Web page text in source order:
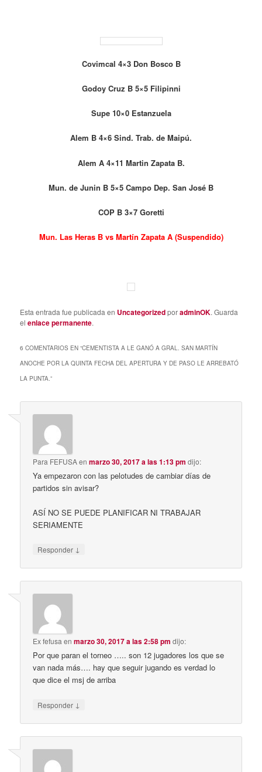
Covimcal 4×3 Don Bosco B
Godoy Cruz B 5×5 Filipinni
Supe 10×0 Estanzuela
Alem B 4×6 Sind. Trab. de Maipú.
Alem A 4×11 Martin Zapata B.
Mun. de Junin B 5×5 Campo Dep. San José B
COP B 3×7 Goretti
Mun. Las Heras B vs Martín Zapata A (Suspendido)
Esta entrada fue publicada en UncategorizedporadminOK. Guarda
elenlace permanente.
6 COMENTARIOS EN “CEMENTISTA A LE GANÓ A GRAL. SAN MARTÍN
ANOCHE POR LA QUINTA FECHA DEL APERTURA Y DE PASO LE ARREBATÓ
LA PUNTA.”
Para FEFUSAenmarzo 30, 2017 a las 1:13 pm dijo:
Ya empezaron con las pelotudes de cambiar días de
partidos sin avisar?
ASÍ NO SE PUEDE PLANIFICAR NI TRABAJAR
SERIAMENTE
Responder ↓
Ex fefusaenmarzo 30, 2017 a las 2:58 pm dijo:
Por que paran el torneo ….. son 12 jugadores los que se
van nada más…. hay que seguir jugando es verdad lo
que dice el msj de arriba
Responder ↓